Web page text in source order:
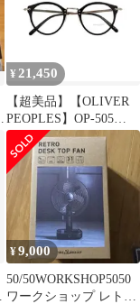
¥ 21,450
【超美品】【OLIVER
PEOPLES】OP-505
OV5184 1005L
¥9,000
50/50WORKSHOP5050
ワークショップ レトロ